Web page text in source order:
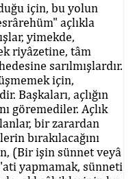
için, bu yolun
açlıkla
yimekde,
riyâzetine, tâm
sarılmışlardır.
için,
Başkaları, açlığın
göremediler. Açlık
bir zarardan
bırakılacağını
(Bir işin sünnet veyâ
yapmamak, sünneti